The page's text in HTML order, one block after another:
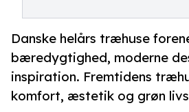
Danske helårs træhuse
bæredygtighed, moderne
inspiration. Fremtidens
komfort, æstetik og grøn